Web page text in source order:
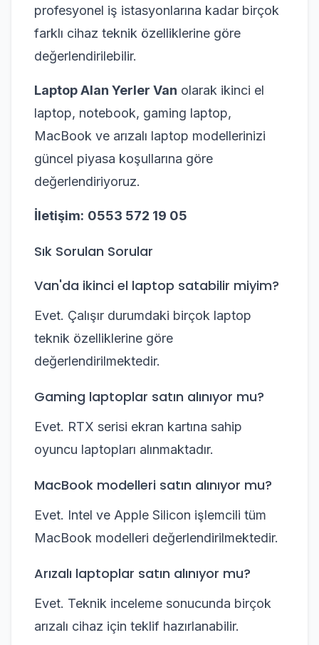
profesyonel iş istasyonlarına kadar birçok
farklı cihaz teknik özelliklerine göre
değerlendirilebilir.
Laptop Alan Yerler Van olarak ikinci el
laptop, notebook, gaming laptop,
MacBook ve arızalı laptop modellerinizi
güncel piyasa koşullarına göre
değerlendiriyoruz.
İletişim: 0553 572 19 05
Sık Sorulan Sorular
Van'da ikinci el laptop satabilir miyim?
Evet. Çalışır durumdaki birçok laptop
teknik özelliklerine göre
değerlendirilmektedir.
Gaming laptoplar satın alınıyor mu?
Evet. RTX serisi ekran kartına sahip
oyuncu laptopları alınmaktadır.
MacBook modelleri satın alınıyor mu?
Evet. Intel ve Apple Silicon işlemcili tüm
MacBook modelleri değerlendirilmektedir.
Arızalı laptoplar satın alınıyor mu?
Evet. Teknik inceleme sonucunda birçok
arızalı cihaz için teklif hazırlanabilir.